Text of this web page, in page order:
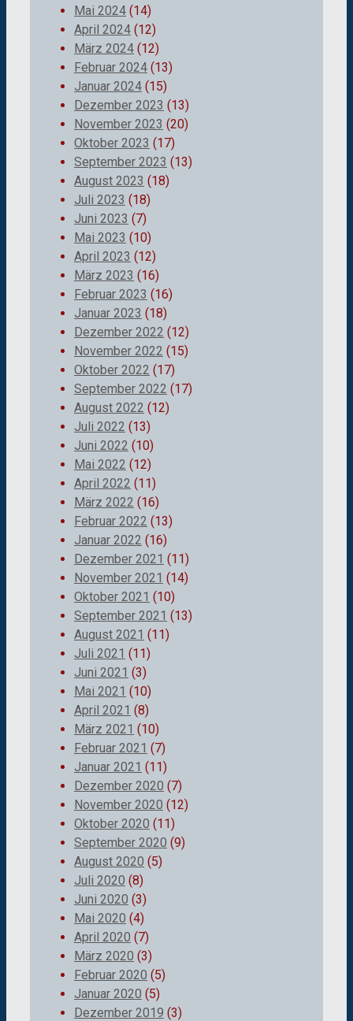
Mai 2024 (14)
April 2024 (12)
März 2024 (12)
Februar 2024 (13)
Januar 2024 (15)
Dezember 2023 (13)
November 2023 (20)
Oktober 2023 (17)
September 2023 (13)
August 2023 (18)
Juli 2023 (18)
Juni 2023 (7)
Mai 2023 (10)
April 2023 (12)
März 2023 (16)
Februar 2023 (16)
Januar 2023 (18)
Dezember 2022 (12)
November 2022 (15)
Oktober 2022 (17)
September 2022 (17)
August 2022 (12)
Juli 2022 (13)
Juni 2022 (10)
Mai 2022 (12)
April 2022 (11)
März 2022 (16)
Februar 2022 (13)
Januar 2022 (16)
Dezember 2021 (11)
November 2021 (14)
Oktober 2021 (10)
September 2021 (13)
August 2021 (11)
Juli 2021 (11)
Juni 2021 (3)
Mai 2021 (10)
April 2021 (8)
März 2021 (10)
Februar 2021 (7)
Januar 2021 (11)
Dezember 2020 (7)
November 2020 (12)
Oktober 2020 (11)
September 2020 (9)
August 2020 (5)
Juli 2020 (8)
Juni 2020 (3)
Mai 2020 (4)
April 2020 (7)
März 2020 (3)
Februar 2020 (5)
Januar 2020 (5)
Dezember 2019 (3)